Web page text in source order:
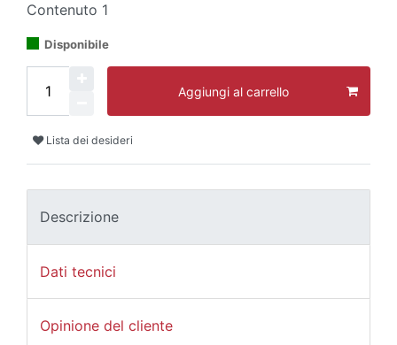
Contenuto 1
Disponibile
Aggiungi al carrello
Lista dei desideri
Descrizione
Dati tecnici
Opinione del cliente